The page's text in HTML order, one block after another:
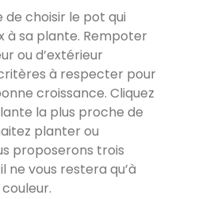
de choisir le pot qui
à sa plante. Rempoter
ou d’extérieur
à respecter pour
croissance. Cliquez
la plus proche de
planter ou
proposerons trois
ne vous restera qu’à